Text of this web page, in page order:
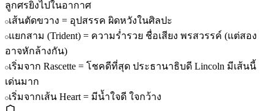
ลูกศรยิงไปในอากาศ
เส้นตัดขวาง = อุปสรรค ผิดหวังในศิลปะ
แยกสาม (Trident) = ความร่ำรวย ชื่อเสียง พรสวรรค์ (แต่สอง
อาจหักล้างกัน)
เริ่มจาก Rascette = โชคดีที่สุด ประธานาธิบดี Lincoln มีเส้นนี้
เด่นมาก
เริ่มจากเส้น Heart = มีน้ำใจดี ใจกว้าง